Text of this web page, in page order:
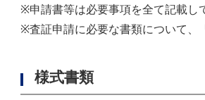
※申請書等は必要事項を全て記載し
※査証申請に必要な書類について、「
様式書類